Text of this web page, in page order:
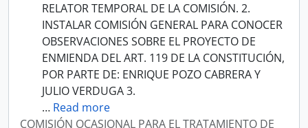
RELATOR TEMPORAL DE LA COMISIÓN. 2.
INSTALAR COMISIÓN GENERAL PARA CONOCER
OBSERVACIONES SOBRE EL PROYECTO DE
ENMIENDA DEL ART. 119 DE LA CONSTITUCIÓN,
POR PARTE DE: ENRIQUE POZO CABRERA Y
JULIO VERDUGA 3.
… Read more
COMISIÓN OCASIONAL PARA EL TRATAMIENTO DE